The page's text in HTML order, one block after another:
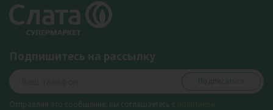
Подпишитесь на рассылку
Подписаться
Отправляя это сообщение, вы соглашаетесь с